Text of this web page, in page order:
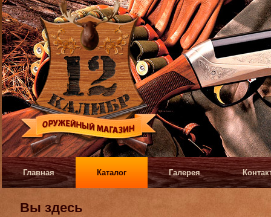
Главная Каталог Галерея
Вы здесь